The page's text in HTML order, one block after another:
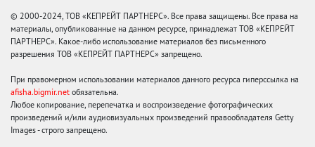
© 2000-2024, ТОВ «КЕПРЕЙТ ПАРТНЕРС». Все права защищены. Все права на
материалы, опубликованные на данном ресурсе, принадлежат ТОВ «КЕПРЕЙТ
ПАРТНЕРС». Какое-либо использование материалов без письменного
разрешения ТОВ «КЕПРЕЙТ ПАРТНЕРС» запрещено.
При правомерном использовании материалов данного ресурса гиперссылка на
afisha.bigmir.net обязательна.
Любое копирование, перепечатка и воспроизведение фотографических
произведений и/или аудиовизуальных произведений правообладателя Getty
Images - строго запрещено.